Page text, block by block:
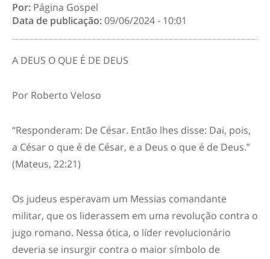
Por: Página Gospel
Data de publicação:09/06/2024 - 10:01
A DEUS O QUE É DE DEUS
Por Roberto Veloso
“Responderam: De César. Então lhes disse: Dai, pois,
a César o que é de César, e a Deus o que é de Deus.”
(Mateus, 22:21)
Os judeus esperavam um Messias comandante
militar, que os liderassem em uma revolução contra o
jugo romano. Nessa ótica, o líder revolucionário
deveria se insurgir contra o maior símbolo de